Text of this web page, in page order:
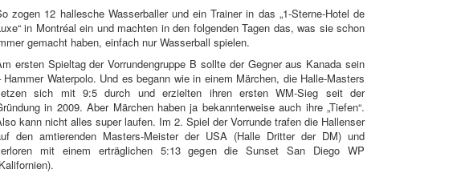
zogen 12 hallesche Wasserballer und ein Trainer in das „1-Sterne-Hotel de
in Montréal ein und machten in den folgenden Tagen das, was sie schon
gemacht haben, einfach nur Wasserball spielen.
ersten Spieltag der Vorrundengruppe B sollte der Gegner aus Kanada sein
Hammer Waterpolo. Und es begann wie in einem Märchen, die Halle-Masters
sich mit 9:5 durch und erzielten ihren ersten WM-Sieg seit der
in 2009. Aber Märchen haben ja bekannterweise auch ihre „Tiefen“.
kann nicht alles super laufen. Im 2. Spiel der Vorrunde trafen die Hallenser
den amtierenden Masters-Meister der USA (Halle Dritter der DM) und
mit einem erträglichen 5:13 gegen die Sunset San Diego WP